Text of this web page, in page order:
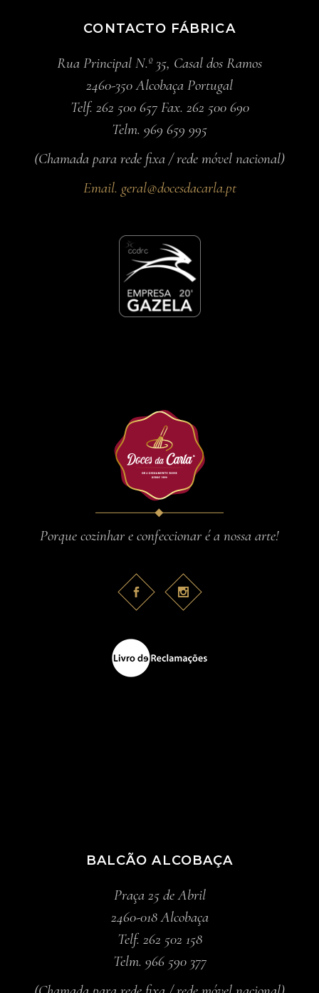
CONTACTO FÁBRICA
Rua Principal N.º 35, Casal dos Ramos
2460-350 Alcobaça Portugal
Telf. 262 500 657 Fax. 262 500 690
Telm. 969 659 995
(Chamada para rede fixa / rede móvel nacional)
Email. geral@docesdacarla.pt
Porque cozinhar e confeccionar é a nossa arte!
BALCÃO ALCOBAÇA
Praça 25 de Abril
2460-018 Alcobaça
Telf. 262 502 158
Telm. 966 590 377